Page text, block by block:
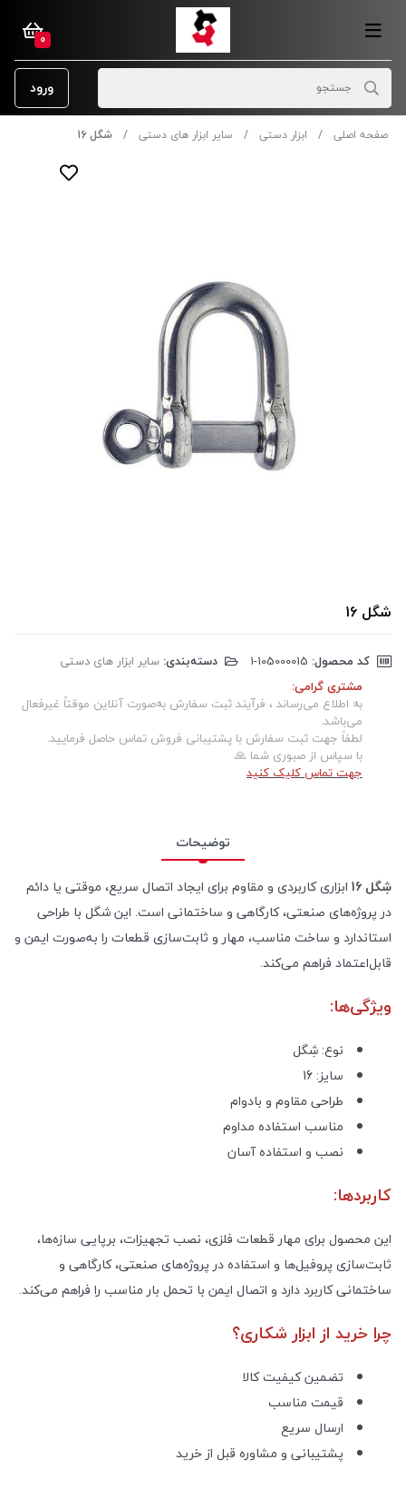
0
ورود
صفحه اصلی ابزار دستی سایر ابزار های دستی شگل 16
شگل 16
کد محصول: دسته‌بندی: سایر ابزار های دستی
مشتری گرامی:
به اطلاع می‌رساند ، فرآیند ثبت سفارش به‌صورت آنلاین موقتاً غیرفعال
می‌باشد.
لطفاً جهت ثبت سفارش با پشتیبانی فروش تماس حاصل فرمایید.
با سپاس از صبوری شما 🙏
جهت تماس کلیک کنید
توضیحات
شِگل 16
ابزاری کاربردی و مقاوم برای ایجاد اتصال سریع، موقتی یا دائم
در پروژه‌های صنعتی، کارگاهی و ساختمانی است. این شگل با طراحی
استاندارد و ساخت مناسب، مهار و ثابت‌سازی قطعات را به‌صورت ایمن و
قابل‌اعتماد فراهم می‌کند.
ویژگی‌ها:
نوع: شِگل
سایز: 16
طراحی مقاوم و بادوام
مناسب استفاده مداوم
نصب و استفاده آسان
کاربردها:
این محصول برای مهار قطعات فلزی، نصب تجهیزات، برپایی سازه‌ها،
ثابت‌سازی پروفیل‌ها و استفاده در پروژه‌های صنعتی، کارگاهی و
ساختمانی کاربرد دارد و اتصال ایمن با تحمل بار مناسب را فراهم می‌کند.
چرا خرید از ابزار شکاری؟
تضمین کیفیت کالا
قیمت مناسب
ارسال سریع
پشتیبانی و مشاوره قبل از خرید